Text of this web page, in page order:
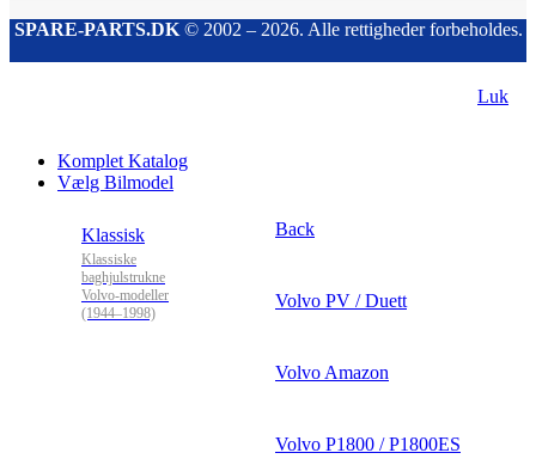
SPARE-PARTS.DK© 2002 – 2026. Alle rettigheder forbeholdes.
Luk
Komplet Katalog
Vælg Bilmodel
Klassisk
Klassiske
baghjulstrukne
Volvo-modeller
(1944–1998)
Back
Volvo PV / Duett
Volvo Amazon
Volvo P1800 / P1800ES